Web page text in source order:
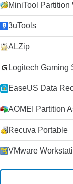
MiniTool Partition
3uTools
ALZip
Logitech Gaming
EaseUS Data
AOMEI Partition
Recuva Portable
VMware